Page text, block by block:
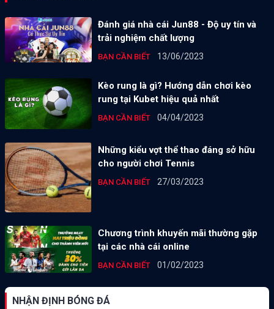
Đánh giá nhà cái Jun88 - Độ uy tín và
trải nghiệm chất lượng
BẠN CẦN BIẾT 13/06/2023
Kèo rung là gì? Hướng dẫn chơi kèo
rung tại Kubet hiệu quả nhất
BẠN CẦN BIẾT 04/04/2023
Những kiểu vợt thể thao đáng sở hữu
cho người chơi Tennis
BẠN CẦN BIẾT 27/03/2023
Chương trình khuyến mãi thường gặp
tại các nhà cái online
BẠN CẦN BIẾT 01/02/2023
NHẬN ĐỊNH BÓNG ĐÁ